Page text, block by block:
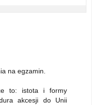
na egzamin.
to: istota i formy
akcesji do Unii